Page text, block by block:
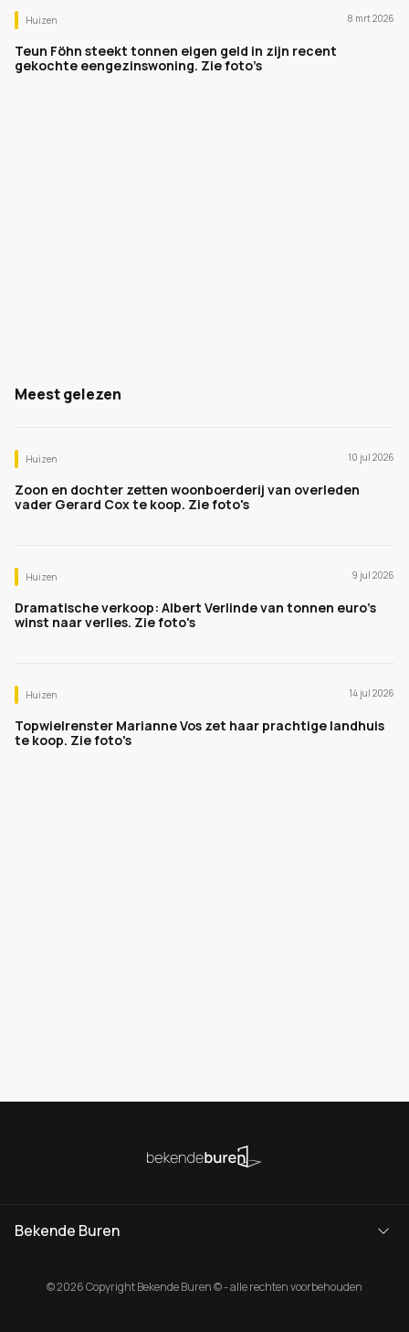
Huizen 8 mrt 2026
Teun Föhn steekt tonnen eigen geld in zijn recent
gekochte eengezinswoning. Zie foto’s
Meest gelezen
Huizen 10 jul 2026
Zoon en dochter zetten woonboerderij van overleden
vader Gerard Cox te koop. Zie foto's
Huizen 9 jul 2026
Dramatische verkoop: Albert Verlinde van tonnen euro's
winst naar verlies. Zie foto's
Huizen 14 jul 2026
Topwielrenster Marianne Vos zet haar prachtige landhuis
te koop. Zie foto's
Bekende Buren
© 2026 Copyright Bekende Buren © - alle rechten voorbehouden